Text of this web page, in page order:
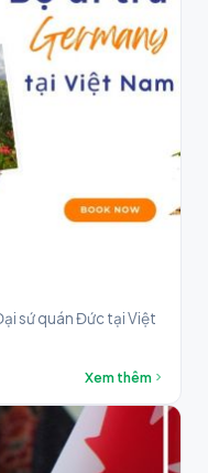
sứ quán Đức tại Việt
Xem thêm